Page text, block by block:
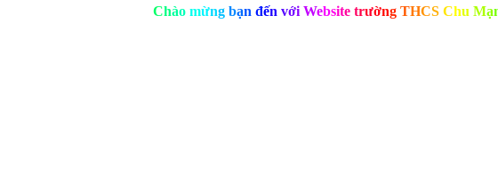
Chào mừng bạn đến với Website trường THCS Chu Mạ